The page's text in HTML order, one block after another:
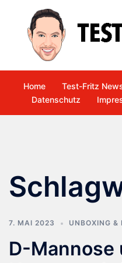
springen
Home Test-Fritz
Datenschutz
7. MAI 2023 UNBOXING &
D-Mannose